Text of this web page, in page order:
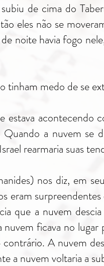
de cima do
eles não se
noite havia fogo
tinham medo de se
estava
a nuvem se
rearmaria suas
nos diz, em
eram
que a nuvem
nuvem ficava no
contrário. A nuvem
a nuvem voltaria a